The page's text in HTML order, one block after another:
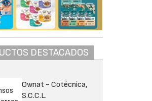
DESTACADOS
Ownat - Cotécnica,
S.C.C.L.